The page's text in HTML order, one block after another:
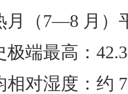
月（7—8 月
极端最高：
相对湿度：约